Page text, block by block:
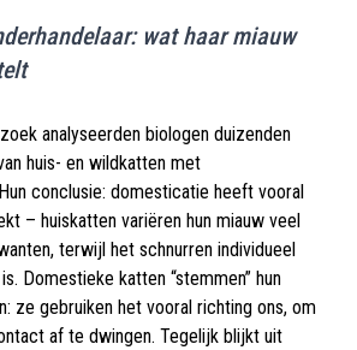
wat haar miauw
analyseerden biologen duizenden
huis- en wildkatten met
conclusie: domes­ticatie heeft vooral
– huis­katten variëren hun miauw veel
terwijl het schnurren individueel
Domestieke katten “stemmen” hun
ze gebruiken het vooral richting ons, om
af te dwingen. Tegelijk blijkt uit